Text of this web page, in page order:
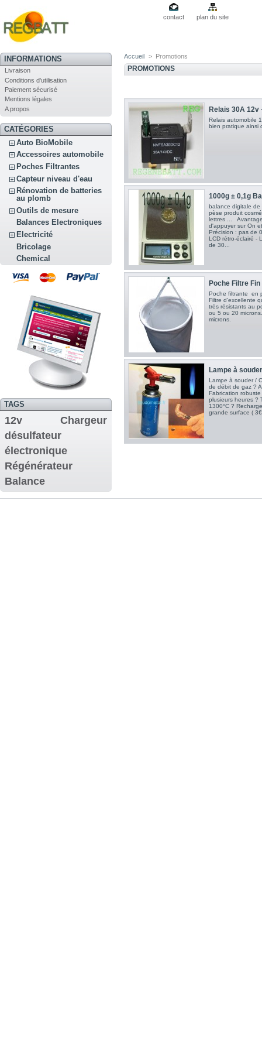
contact plan du site
INFORMATIONS
Livraison
Conditions d'utilisation
Paiement sécurisé
Mentions légales
A propos
CATÉGORIES
Auto BioMobile
Accessoires automobile
Poches Filtrantes
Capteur niveau d'eau
Rénovation de batteries
au plomb
Outils de mesure
Balances Electroniques
Electricité
Bricolage
Chemical
TAGS
12v
Chargeur
désulfateur
électronique
Régénérateur
Balance
Accueil > Promotions
PROMOTIONS
Relais 30A 12v
Relais automobile
bien pratique ainsi
1000g ± 0,1g
balance digitale de
pèse produit
lettres ...
d'appuyer sur On
Précision : pas de
LCD rétro-éclairé -
de 30...
Poche Filtre Fin
Poche filtrante en
Filtre d'excellente
très résistants au
ou 5 ou 20
microns.
Lampe à
Lampe à souder /
de débit de gaz ?
Fabrication
plusieurs heures ?
1300°C ?
grande surface (